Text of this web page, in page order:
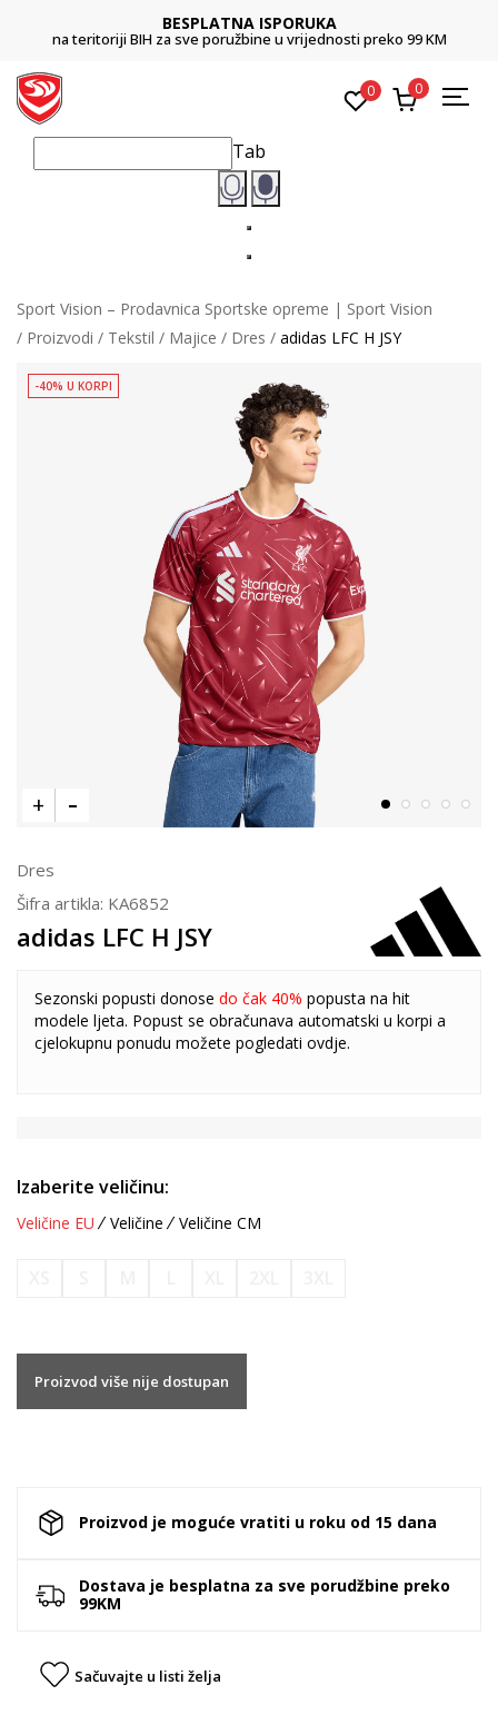
BESPLATNA ISPORUKA
na teritoriji BIH za sve poružbine u vrijednosti preko 99 KM
0 0
Tab
Sport Vision – Prodavnica Sportske opreme | Sport Vision
Proizvodi
Tekstil Majice Dres adidas LFC H JSY
-40% U KORPI
Dres
Šifra artikla: KA6852
adidas LFC H JSY
Sezonski popusti donose do čak 40% popusta na hit
modele ljeta. Popust se obračunava automatski u korpi a
cjelokupnu ponudu možete pogledati ovdje.
Izaberite veličinu:
Veličine EU Veličine Veličine CM
Proizvod više nije dostupan
Proizvod je moguće vratiti u roku od 15 dana
Dostava je besplatna za sve porudžbine preko
99KM
Sačuvajte u listi želja